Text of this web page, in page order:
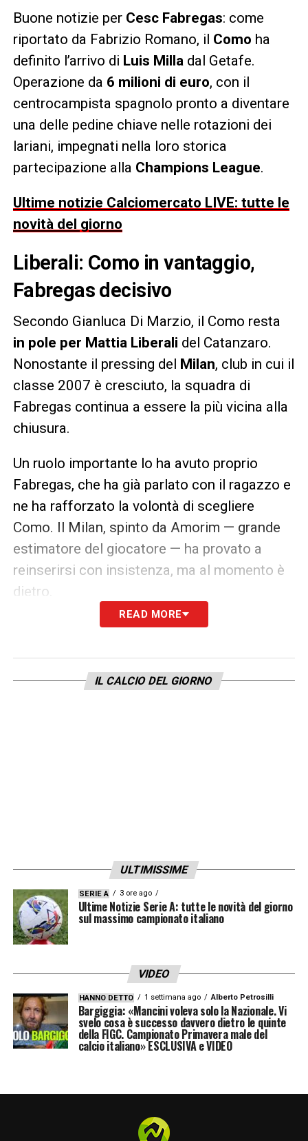
Buone notizie per Cesc Fabregas: come
riportato da Fabrizio Romano, il Como ha
definito l’arrivo di Luis Milladal Getafe.
Operazione da 6 milioni di euro, con il
centrocampista spagnolo pronto a diventare
una delle pedine chiave nelle rotazioni dei
lariani, impegnati nella loro storica
partecipazione alla Champions League.
Ultime notizie Calciomercato LIVE: tutte le
novità del giorno
Liberali: Como in vantaggio,
Fabregas decisivo
Secondo Gianluca Di Marzio, il Como resta
in pole per Mattia Liberali del Catanzaro.
Nonostante il pressing del
Milan, club in cui il
classe 2007 è cresciuto, la squadra di
Fabregas continua a essere la più vicina alla
chiusura.
Un ruolo importante lo ha avuto proprio
Fabregas, che ha già parlato con il ragazzo e
ne ha rafforzato la volontà di scegliere
Como. Il Milan, spinto da Amorim — grande
estimatore del giocatore — ha provato a
reinserirsi con insistenza, ma al momento è
dietro.
I rossoneri avevano lasciato andare Liberali
sulla futura rivendita. Il giocatore ha una
clausola da 6 milioni.
maglia del Como dopoNico PazeJacobo
Ramon
Il club lariano vuole provare a chiudere
progetto ambizioso e fortemente orientato
sui giovani di qualità.
LA PLAYLIST DELLE NOSTRE TOP NEWS
READ MORE
IL CALCIO DEL GIORNO
ULTIMISSIME
SERIE A 3 ore ago
Ultime Notizie Serie A: tutte le novità del giorno
sul massimo campionato italiano
VIDEO
HANNO DETTO 1 settimana ago Alberto Petrosilli
Bargiggia: «Mancini voleva solo la Nazionale. Vi
svelo cosa è successo davvero dietro le quinte
della FIGC. Campionato Primavera male del
calcio italiano» ESCLUSIVA e VIDEO